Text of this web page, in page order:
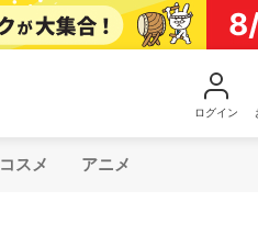
ログイン
コスメ アニメ